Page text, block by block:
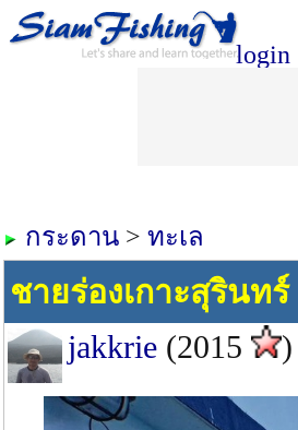
login
กระดาน > ทะเล
ชายร่องเกาะสุรินทร์
jakkrie (2015 )